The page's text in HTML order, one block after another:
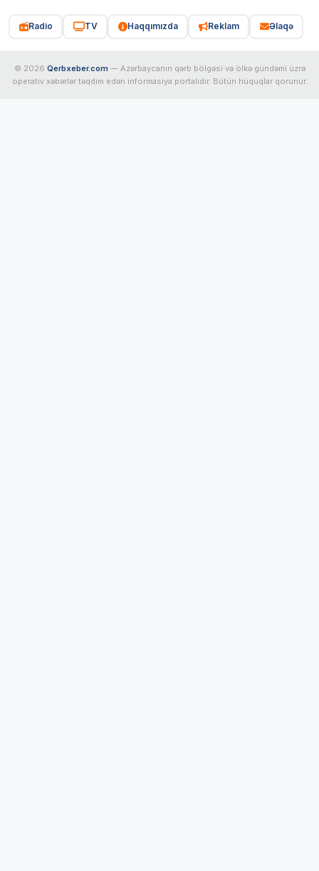
Radio TV Haqqımızda Reklam Əlaqə
© 2026 Qerbxeber.com — Azərbaycanın qərb bölgəsi və ölkə gündəmi üzrə
operativ xəbərlər təqdim edən informasiya portalıdır. Bütün hüquqlar qorunur.